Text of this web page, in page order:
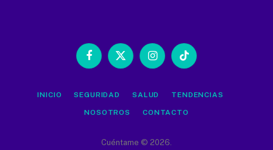
Facebook
X
InstagramTikTok
INICIO SEGURIDAD SALUD TENDENCIAS
NOSOTROS CONTACTO
Cuéntame © 2026.